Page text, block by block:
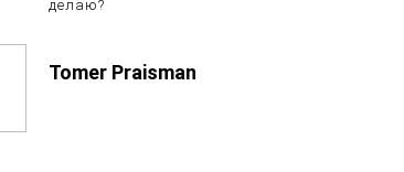
делаю?
Tomer Praisman